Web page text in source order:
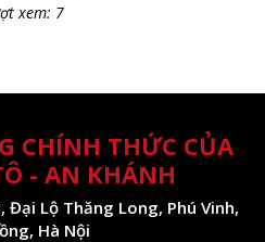
xem: 7
CHÍNH THỨC CỦA
- AN KHÁNH
Đại Lộ Thăng Long, Phú Vinh,
Hà Nội